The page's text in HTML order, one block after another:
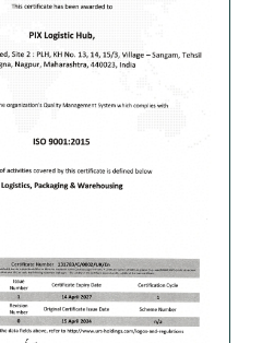
Скачать PDF